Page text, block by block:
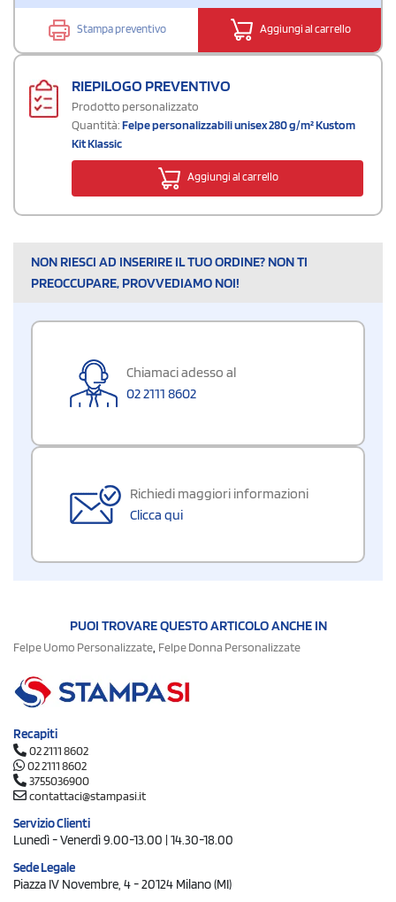
Stampa preventivo Aggiungi al carrello
RIEPILOGO PREVENTIVO
Prodotto personalizzato
Quantità:Felpe personalizzabili unisex 280 g/m² Kustom
Kit Klassic
Aggiungi al carrello
NON RIESCI AD INSERIRE IL TUO ORDINE? NON TI
PREOCCUPARE, PROVVEDIAMO NOI!
Chiamaci adesso al
02 2111 8602
Richiedi maggiori informazioni
Clicca qui
PUOI TROVARE QUESTO ARTICOLO ANCHE IN
Felpe Uomo Personalizzate Felpe Donna Personalizzate
Recapiti
02 2111 8602
02 2111 8602
3755036900
contattaci@stampasi.it
Servizio Clienti
Lunedì - Venerdì 9.00-13.00 | 14.30-18.00
Sede Legale
Piazza IV Novembre, 4 - 20124 Milano (MI)